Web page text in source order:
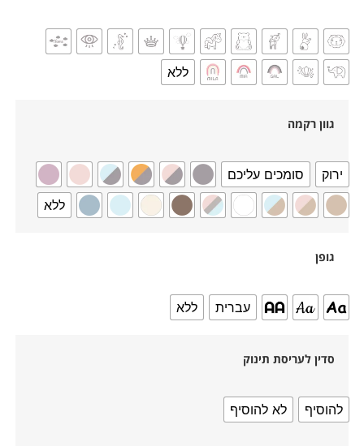
ללא
גוון רקמה
ירוק
סומכים עליכם
ללא
גופן
עברית ללא
סדין לעריסת תינוק
להוסיף לא להוסיף